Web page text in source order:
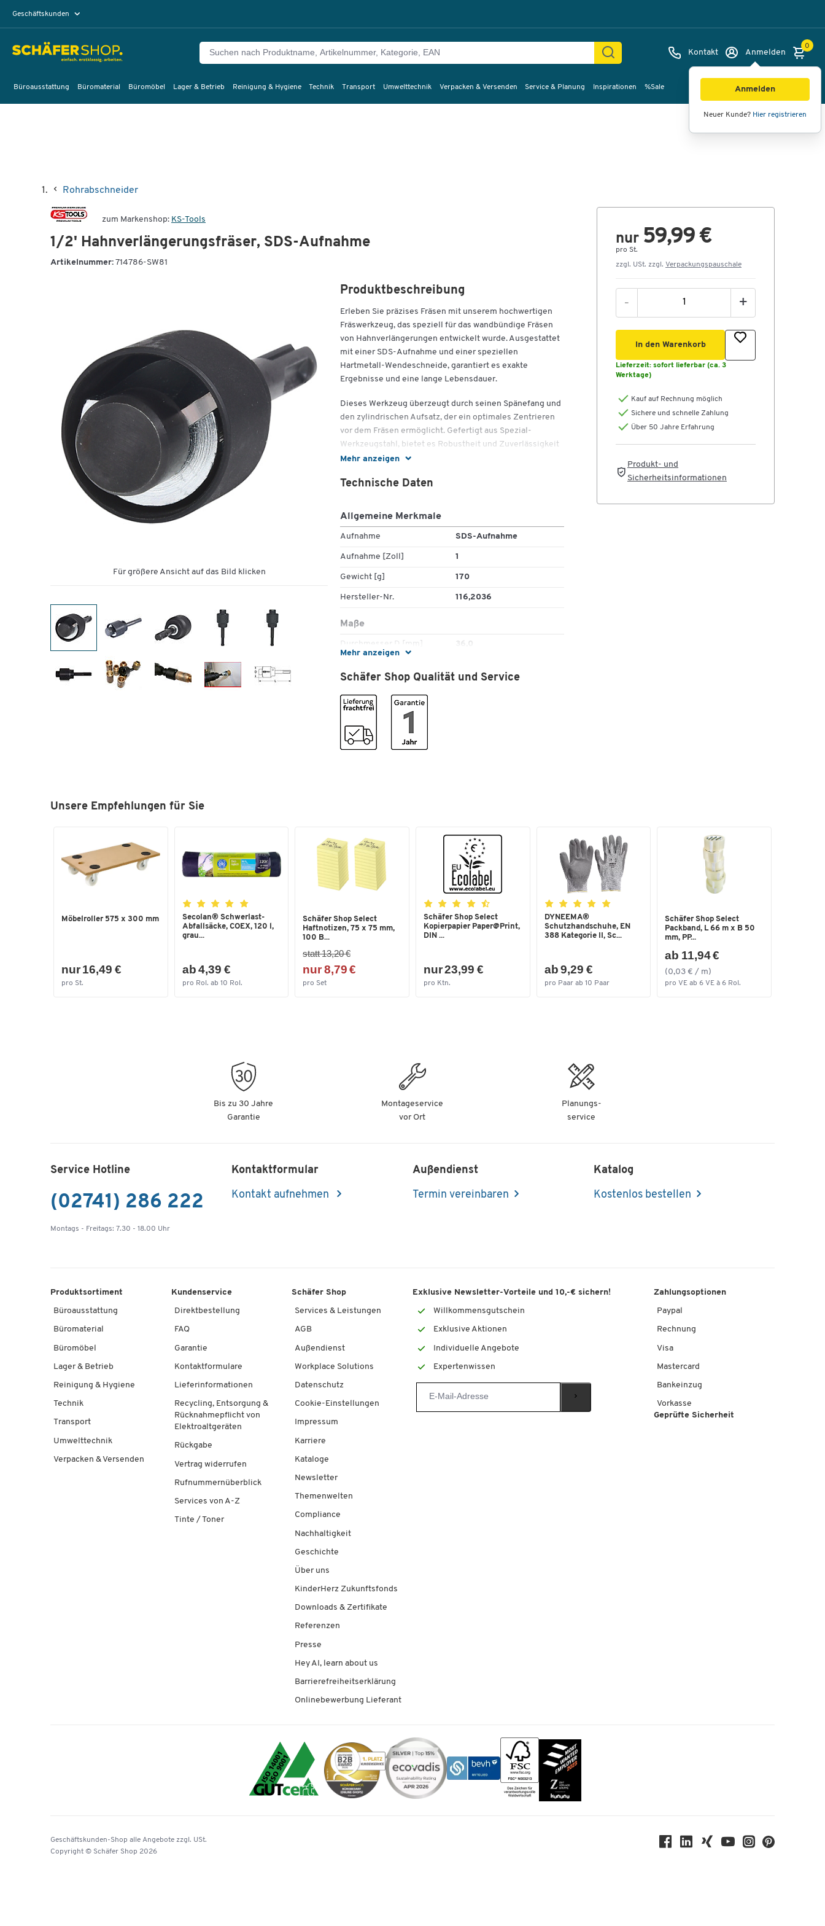
Geschäftskunden
Kontakt Anmelden
Anmelden
Neuer Kunde? Hier registrieren
0
Büroausstattung Büromaterial Büromöbel Lager & Betrieb Reinigung & Hygiene Technik Transport Umwelttechnik Verpacken & Versenden Service & Planung Inspirationen %Sale
Rohrabschneider
zum Markenshop: KS-Tools
1/2' Hahnverlängerungsfräser, SDS-Aufnahme
Artikelnummer: 714786-SW81
Für größere Ansicht auf das Bild klicken
Mehr anzeigen
Produktbeschreibung
Erleben Sie präzises Fräsen mit unserem hochwertigen
Fräswerkzeug, das speziell für das wandbündige Fräsen
von Hahnverlängerungen entwickelt wurde. Ausgestattet
mit einer SDS-Aufnahme und einer speziellen
Hartmetall-Wendeschneide, garantiert es exakte
Ergebnisse und eine lange Lebensdauer.
Dieses Werkzeug überzeugt durch seinen Spänefang und
den zylindrischen Aufsatz, der ein optimales Zentrieren
vor dem Fräsen ermöglicht. Gefertigt aus Spezial-
Werkzeugstahl, bietet es Robustheit und Zuverlässigkeit
für Ihre Projekte.
Wichtige Details:
Durchmesser:36,0 mm
Gewicht:
Besondere Merkmale:
Mit Spänefang
Speziell für wandbündiges Fräsen
Hergestellt aus Spezial-Werkzeugstahl
Mehr anzeigen
Technische Daten
Allgemeine Merkmale
Aufnahme SDS-Aufnahme
Aufnahme [Zoll] 1
Gewicht [g] 170
Hersteller-Nr. 116,2036
Maße
Durchmesser D [mm] 36,0
Schäfer Shop Qualität und Service
nur 59,99 €
pro St.
zzgl. USt. zzgl. Verpackungspauschale
- +
In den Warenkorb
Lieferzeit: sofort lieferbar (ca. 3
Werktage)
Kauf auf Rechnung möglich
Sichere und schnelle Zahlung
Über 50 Jahre Erfahrung
Produkt- und
Sicherheitsinformationen
Unsere Empfehlungen für Sie
Möbelroller 575 x 300 mm
nur 16,49 €
pro St.
Secolan® Schwerlast-
Abfallsäcke, COEX, 120 l,
grau...
ab 4,39 €
pro Rol. ab 10 Rol.
Schäfer Shop Select
Haftnotizen, 75 x 75 mm,
100 B...
statt 13,20 €
nur 8,79 €
pro Set
Schäfer Shop Select
Kopierpapier Paper@Print,
DIN ...
nur 23,99 €
pro Ktn.
DYNEEMA®
Schutzhandschuhe, EN
388 Kategorie II, Sc...
ab 9,29 €
pro Paar ab 10 Paar
Schäfer Shop Select
Packband, L 66 m x B 50
mm, PP...
ab 11,94 €
(0,03 € / m)
pro VE ab 6 VE à 6 Rol.
Bilder Videos 360°-Ansicht
Bis zu 30 Jahre
Garantie
Montageservice
vor Ort
Planungs-
service
Service Hotline
(02741) 286 222
Montags - Freitags: 7.30 - 18.00 Uhr
Kontaktformular
Kontakt aufnehmen
Außendienst
Termin vereinbaren
Katalog
Kostenlos bestellen
Produktsortiment
Büroausstattung
Büromaterial
Büromöbel
Lager & Betrieb
Reinigung & Hygiene
Technik
Transport
Umwelttechnik
Verpacken & Versenden
Kundenservice
Direktbestellung
FAQ
Garantie
Kontaktformulare
Lieferinformationen
Recycling, Entsorgung &
Rücknahmepflicht von
Elektroaltgeräten
Rückgabe
Vertrag widerrufen
Rufnummernüberblick
Services von A-Z
Tinte / Toner
Schäfer Shop
Services & Leistungen
AGB
Außendienst
Workplace Solutions
Datenschutz
Cookie-Einstellungen
Impressum
Karriere
Kataloge
Newsletter
Themenwelten
Compliance
Nachhaltigkeit
Geschichte
Über uns
KinderHerz Zukunftsfonds
Downloads & Zertifikate
Referenzen
Presse
Hey AI, learn about us
Barrierefreiheitserklärung
Onlinebewerbung Lieferant
Exklusive Newsletter-Vorteile und 10,-€ sichern!
Willkommensgutschein
Exklusive Aktionen
Individuelle Angebote
Expertenwissen
Zahlungsoptionen
Paypal
Rechnung
Visa
Mastercard
Bankeinzug
Vorkasse
Geprüfte Sicherheit
Geschäftskunden-Shop alle Angebote zzgl. USt.
Copyright © Schäfer Shop 2026